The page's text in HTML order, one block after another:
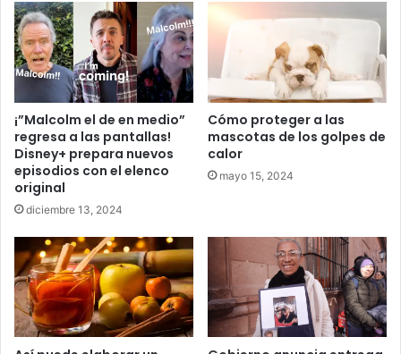
¡”Malcolm el de en medio”
regresa a las pantallas!
Disney+ prepara nuevos
episodios con el elenco
original
diciembre 13, 2024
Cómo proteger a las
mascotas de los golpes de
calor
mayo 15, 2024